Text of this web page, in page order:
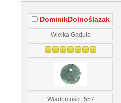
DominikDolnoślązak
Wielka Gaduła
Wiadomości: 557